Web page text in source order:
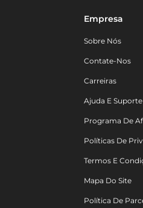
Empresa
Sobre Nós
Contate-Nos
Carreiras
Ajuda E Suporte
Programa De
Políticas De
Termos E
Mapa Do Site
Política De